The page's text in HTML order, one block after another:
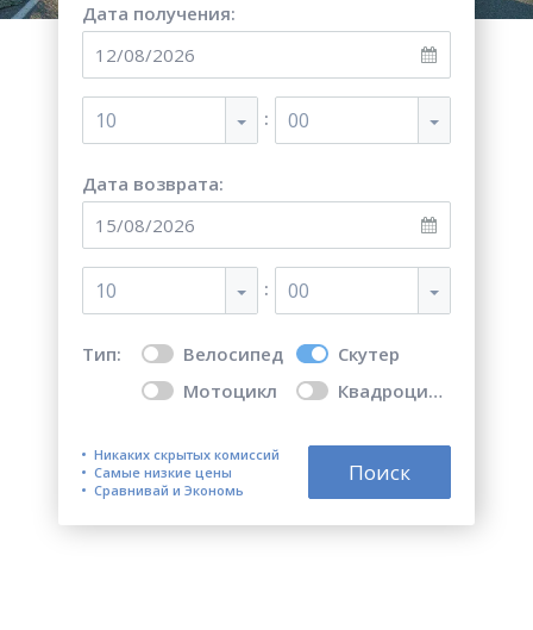
Дата получения:
10 : 00
Дата возврата:
10 : 00
Тип: Велосипед
Скутер
Мотоцикл
Квадроцикл
Никаких скрытых комиссий
Самые низкие цены
Сравнивай и Экономь
Поиск